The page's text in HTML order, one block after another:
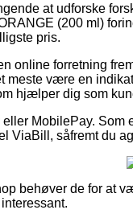
at udforske
(200 ml)
pris.
online forretning
meste være en
hjælper dig som
MobilePay.
ViaBill, såfremt du
behøver de for at